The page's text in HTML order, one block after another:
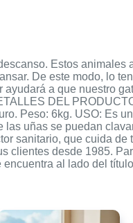
Estos animales
De este modo, lo
a que nuestro
DEL
Peso: 6kg. USO: Es
uñas se puedan
sanitario, que cuida de
clientes desde 1985.
al lado del